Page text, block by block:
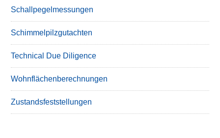
Schallpegelmessungen
Schimmelpilzgutachten
Technical Due Diligence
Wohnflächenberechnungen
Zustandsfeststellungen